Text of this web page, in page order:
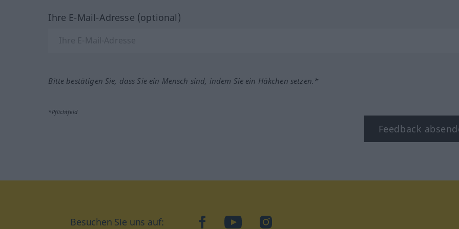
Ihre E-Mail-Adresse (optional)
Bitte bestätigen Sie, dass Sie ein Mensch sind, indem Sie ein Häkchen setzen.*
*Pflichtfeld
Feedback
Besuchen Sie uns auf: facebookYouTubeInstagram